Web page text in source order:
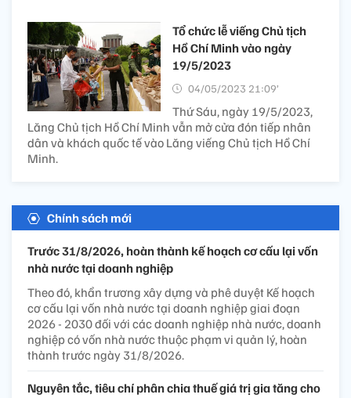
Tổ chức lễ viếng Chủ tịch
Hồ Chí Minh vào ngày
19/5/2023
04/05/2023 21:09’
Thứ Sáu, ngày 19/5/2023,
Lăng Chủ tịch Hồ Chí Minh vẫn mở cửa đón tiếp nhân
dân và khách quốc tế vào Lăng viếng Chủ tịch Hồ Chí
Minh.
Chính sách mới
Trước 31/8/2026, hoàn thành kế hoạch cơ cấu lại vốn
nhà nước tại doanh nghiệp
Theo đó, khẩn trương xây dựng và phê duyệt Kế hoạch
cơ cấu lại vốn nhà nước tại doanh nghiệp giai đoạn
2026 - 2030 đối với các doanh nghiệp nhà nước, doanh
nghiệp có vốn nhà nước thuộc phạm vi quản lý, hoàn
thành trước ngày 31/8/2026.
Nguyên tắc, tiêu chí phân chia thuế giá trị gia tăng cho